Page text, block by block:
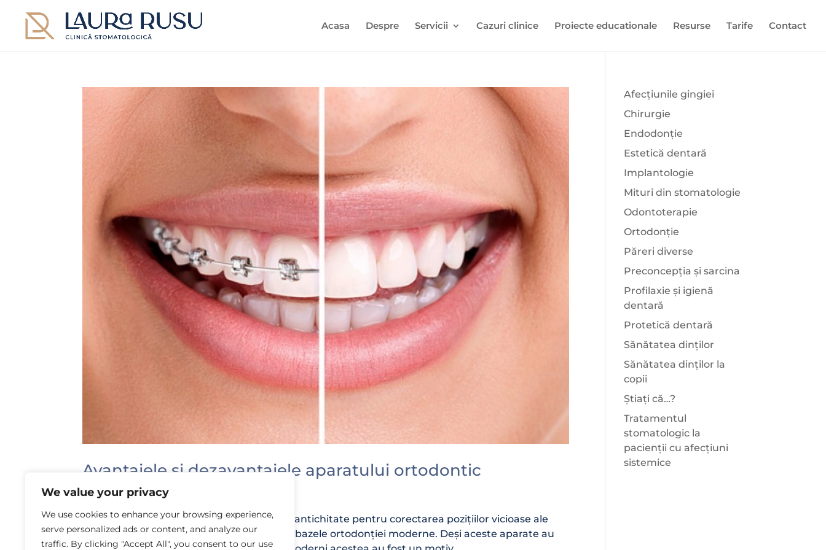
We value your privacy
We use cookies to enhance your browsing experience,
serve personalized ads or content, and analyze our
traffic. By clicking "Accept All", you consent to our use
Acasa Despre Servicii Cazuri clinice Proiecte educationale Resurse Tarife Contact
Avantajele și dezavantajele aparatului ortodontic
by Laura Rusu|Feb 2, 2017
Aparatele dentare au fost folosite încă din antichitate pentru corectarea pozițiilor vicioase ale
dinților, iar in secolul 18 doi francezi au pus bazele ortodonției moderne. Deși aceste aparate au
Afecțiunile gingiei
Chirurgie
Endodonție
Estetică dentară
Implantologie
Mituri din stomatologie
Odontoterapie
Ortodonție
Păreri diverse
Preconcepția și sarcina
Profilaxie și igienă
dentară
Protetică dentară
Sănătatea dinților
Sănătatea dinților la
copii
Știați că…?
Tratamentul
stomatologic la
pacienții cu afecțiuni
sistemice